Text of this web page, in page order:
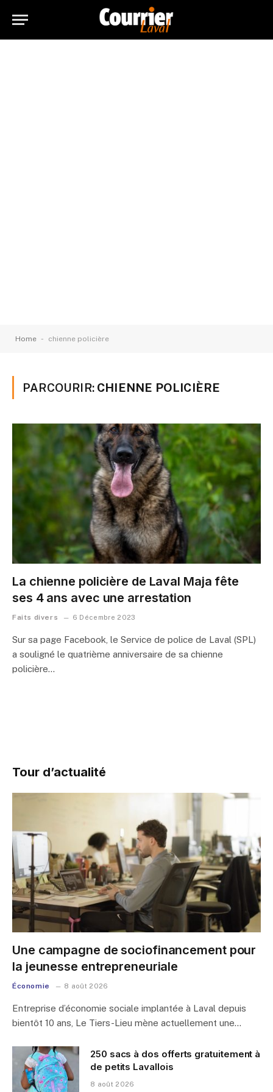
Home - chienne policière
PARCOURIR: CHIENNE POLICIÈRE
La chienne policière de Laval Maja fête
ses 4 ans avec une arrestation
Faits divers 6 Décembre 2023
Sur sa page Facebook, le Service de police de Laval (SPL)
a souligné le quatrième anniversaire de sa chienne
policière…
Tour d’actualité
Une campagne de sociofinancement pour
la jeunesse entrepreneuriale
Économie 8 août 2026
Entreprise d’économie sociale implantée à Laval depuis
bientôt 10 ans, Le Tiers-Lieu mène actuellement une…
250 sacs à dos offerts gratuitement à
de petits Lavallois
8 août 2026